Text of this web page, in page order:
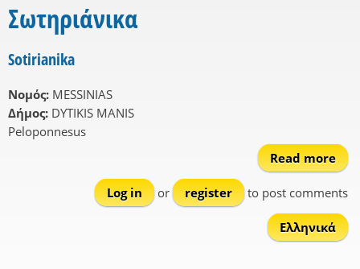
Σωτηριάνικα
Sotirianika
Νομός: MESSINIAS
Δήμος: DYTIKIS MANIS
Peloponnesus
Read more
Log in
or register to post comments
Ελληνικά